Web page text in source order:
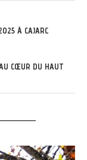
À CAJARC
CŒUR DU HAUT